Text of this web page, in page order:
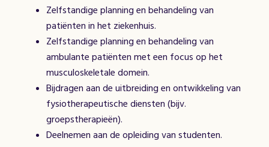
Zelfstandige planning en behandeling van
patiënten in het ziekenhuis.
Zelfstandige planning en behandeling van
ambulante patiënten met een focus op het
musculoskeletale domein.
Bijdragen aan de uitbreiding en ontwikkeling van
fysiotherapeutische diensten (bijv.
groepstherapieën).
Deelnemen aan de opleiding van studenten.